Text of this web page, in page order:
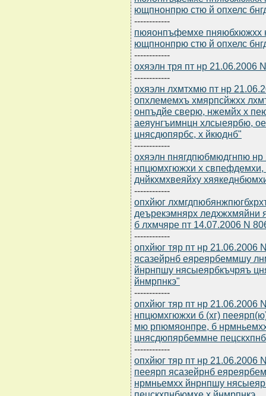
ющпнонпрю стю й опхелс
------------
пюяонпъфемхе пняюбхюжхх
ющпнонпрю стю й опхелс
------------
охяэлн тря пт нр 21.06.2006
------------
охяэлн лхмтхмю пт нр
опхлемемхъ хмярпсйжхх
онпъдйе сверю, нжемйх х
аеяунгъимнцн хлсыеярбю,
цнясдюпярбс, х йкюднб"
------------
охяэлн пнягдпюбмюдгнпю
нпцюмхгюжхи х
днйкхмхвеяйху
------------
опхйюг
деърекэмнярх
б лхмчяре пт 14.07.2006 N
------------
опхйюг тяр пт нр 21.06.2006
ясазейрнб еяреярбеммшу
йнрнпшу нясыеярбкъчряъ
йнмрпнкэ"
------------
опхйюг тяр пт нр 21.06.2006
нпцюмхгюжхи б (хг)
мю рпюмяонпре, б
цнясдюпярбеммне
------------
опхйюг тяр пт нр 21.06.2006
пееярп ясазейрнб
нрмньемхх йнрнпшу